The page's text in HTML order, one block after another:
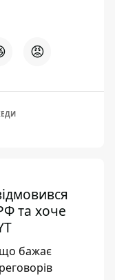
😡
та хоче
бажає